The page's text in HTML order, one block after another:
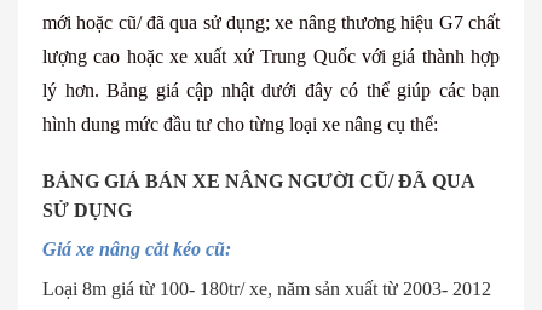
mới hoặc cũ/ đã qua sử dụng; xe nâng thương hiệu G7 chất
lượng cao hoặc xe xuất xứ Trung Quốc với giá thành hợp
lý hơn. Bảng giá cập nhật dưới đây có thể giúp các bạn
hình dung mức đầu tư cho từng loại xe nâng cụ thể:
BẢNG GIÁ BÁN XE NÂNG NGƯỜI CŨ/ ĐÃ QUA
SỬ DỤNG
Giá xe nâng cắt kéo cũ:
Loại 8m giá từ 100- 180tr/ xe, năm sản xuất từ 2003- 2012